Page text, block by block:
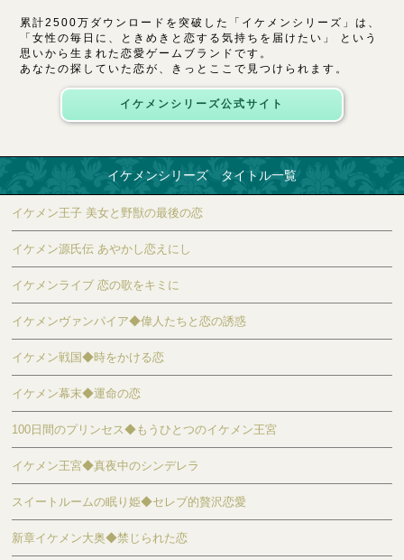
累計2500万ダウンロードを突破した「イケメンシリーズ」は、
「女性の毎日に、ときめきと恋する気持ちを届けたい」 という
思いから生まれた恋愛ゲームブランドです。
あなたの探していた恋が、きっとここで見つけられます。
イケメンシリーズ公式サイト
イケメンシリーズ タイトル一覧
イケメン王子 美女と野獣の最後の恋
イケメン源氏伝 あやかし恋えにし
イケメンライブ 恋の歌をキミに
イケメンヴァンパイア◆偉人たちと恋の誘惑
イケメン戦国◆時をかける恋
イケメン幕末◆運命の恋
100日間のプリンセス◆もうひとつのイケメン王宮
イケメン王宮◆真夜中のシンデレラ
スイートルームの眠り姫◆セレブ的贅沢恋愛
新章イケメン大奥◆禁じられた恋